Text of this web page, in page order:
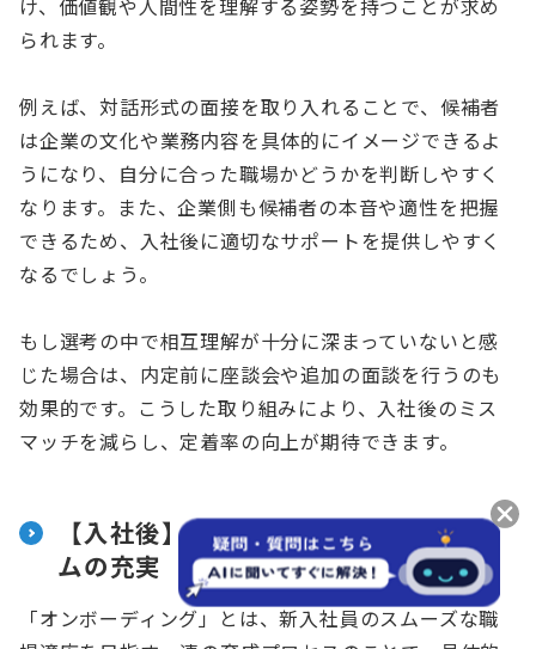
け、価値観や人間性を理解する姿勢を持つことが求め
られます。
例えば、対話形式の面接を取り入れることで、候補者
は企業の文化や業務内容を具体的にイメージできるよ
うになり、自分に合った職場かどうかを判断しやすく
なります。また、企業側も候補者の本音や適性を把握
できるため、入社後に適切なサポートを提供しやすく
なるでしょう。
もし選考の中で相互理解が十分に深まっていないと感
じた場合は、内定前に座談会や追加の面談を行うのも
効果的です。こうした取り組みにより、入社後のミス
マッチを減らし、定着率の向上が期待できます。
【入社後】オンボーディングプログラ
ムの充実
「オンボーディング」とは、新入社員のスムーズな職